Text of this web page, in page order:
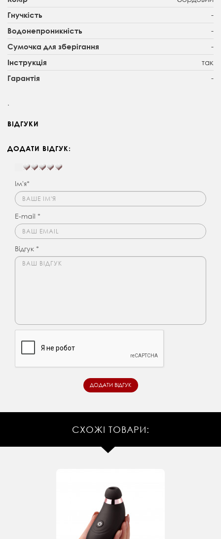
Гнучкість -
Водонепроникність -
Сумочка для зберігання -
Інструкція так
Гарантія -
.
ВІДГУКИ
ДОДАТИ ВІДГУК:
Ім'я*
E-mail *
Відгук *
СХОЖІ ТОВАРИ: